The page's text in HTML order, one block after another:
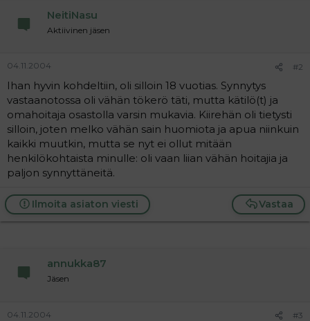
NeitiNasu
Aktiivinen jäsen
04.11.2004 #2
Ihan hyvin kohdeltiin, oli silloin 18 vuotias. Synnytys
vastaanotossa oli vähän tökerö täti, mutta kätilö(t) ja
omahoitaja osastolla varsin mukavia. Kiirehän oli tietysti
silloin, joten melko vähän sain huomiota ja apua niinkuin
kaikki muutkin, mutta se nyt ei ollut mitään
henkilökohtaista minulle: oli vaan liian vähän hoitajia ja
paljon synnyttäneitä.
Vastaa
Ilmoita asiaton viesti
annukka87
Jäsen
04.11.2004 #3